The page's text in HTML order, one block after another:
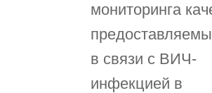
мониторинга
в связи с ВИЧ-
инфекцией в